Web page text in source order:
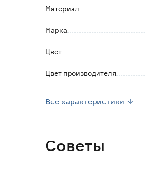
Материал
Марка
Цвет
Цвет производителя
Все характеристики
Советы